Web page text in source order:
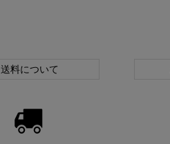
送料について